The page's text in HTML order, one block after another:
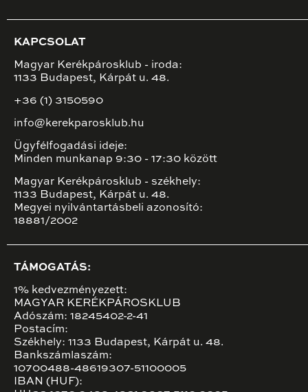
KAPCSOLAT
Magyar Kerékpárosklub - iroda:
1133 Budapest, Kárpát u. 48.
+36 (1) 3150590
info@kerekparosklub.hu
Ügyfélfogadási ideje:
Minden munkanap 9:30 - 17:30 között
Magyar Kerékpárosklub - székhely:
1133 Budapest, Kárpát u. 48.
Megyei nyilvántartásbeli azonosító:
18881/2002
TÁMOGATÁS:
1% kedvezményezett:
MAGYAR KERÉKPÁROSKLUB
Adószám: 18245402-2-41
Postacím:
Székhely: 1133 Budapest, Kárpát u. 48.
Bankszámlaszám:
10700488-48619307-51100005
IBAN (HUF):